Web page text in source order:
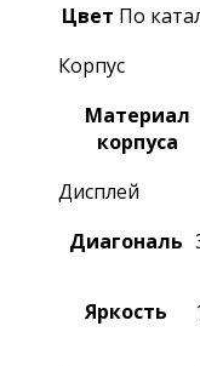
Цвет По
Корпус
Материал
корпуса
Дисплей
Диагональ
Яркость